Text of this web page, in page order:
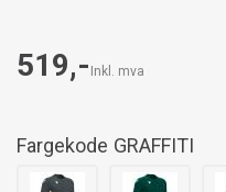
519,- Inkl. mva
Fargekode GRAFFITI